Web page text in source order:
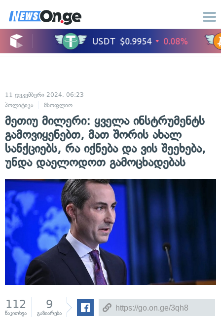
11 დეკემბერი 2024, 06:23
პოლიტიკა
მსოფლიო
მეთიუ მილერი: ყველა ინსტრუმენტს
გამოვიყენებთ, მათ შორის ახალ
სანქციებს, რა იქნება და ვის შეეხება,
უნდა დაელოდოთ გამოცხადებას
112
წაკითხვა
9
გაზიარება